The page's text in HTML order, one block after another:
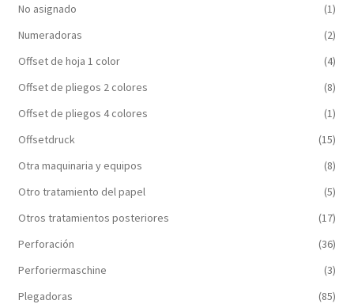
No asignado
(1)
Numeradoras
(2)
Offset de hoja 1 color
(4)
Offset de pliegos 2 colores
(8)
Offset de pliegos 4 colores
(1)
Offsetdruck
(15)
Otra maquinaria y equipos
(8)
Otro tratamiento del papel
(5)
Otros tratamientos posteriores
(17)
Perforación
(36)
Perforiermaschine
(3)
Plegadoras
(85)